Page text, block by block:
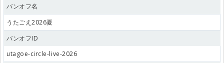
バンオフ名
うたごえ2026夏
バンオフID
utagoe-circle-live-2026